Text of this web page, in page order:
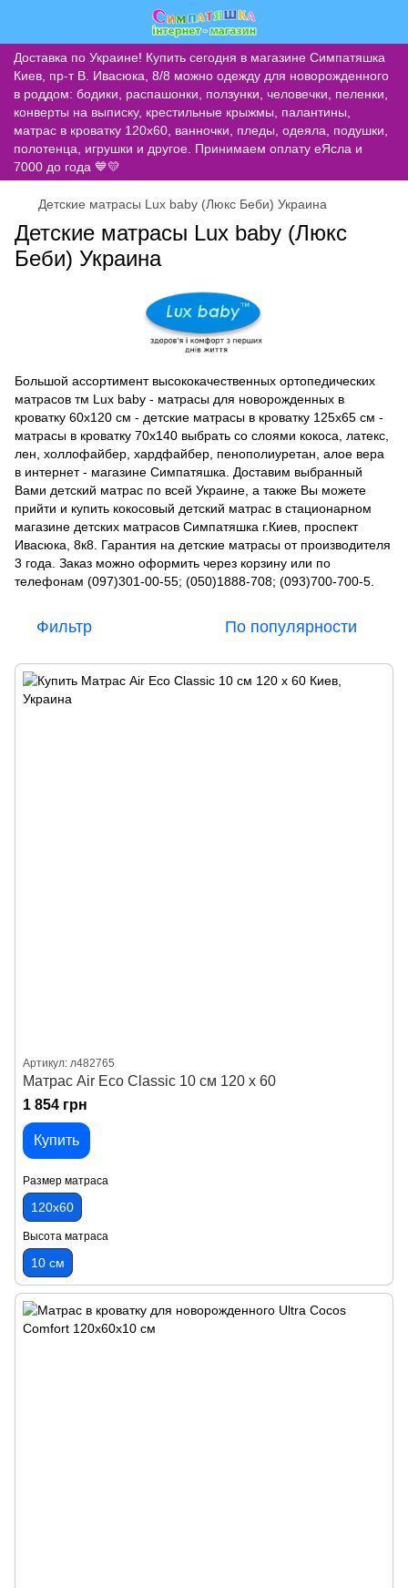
Доставка по Украине! Купить сегодня в магазине Симпатяшка
Киев, пр-т В. Ивасюка, 8/8 можно одежду для новорожденного
в роддом: бодики, распашонки, ползунки, человечки, пеленки,
конверты на выписку, крестильные крыжмы, палантины,
матрас в кроватку 120х60, ванночки, пледы, одеяла, подушки,
полотенца, игрушки и другое. Принимаем оплату еЯсла и
7000 до года 💙💛
Детские матрасы Lux baby (Люкс Беби) Украина
Детские матрасы Lux baby (Люкс
Беби) Украина
Большой ассортимент высококачественных ортопедических
матрасов тм Lux baby - матрасы для новорожденных в
кроватку 60х120 см - детские матрасы в кроватку 125х65 см -
матрасы в кроватку 70х140 выбрать со слоями кокоса, латекс,
лен, холлофайбер, хардфайбер, пенополиуретан, алое вера
в интернет - магазине Симпатяшка. Доставим выбранный
Вами детский матрас по всей Украине, а также Вы можете
прийти и купить кокосовый детский матрас в стационарном
магазине детских матрасов Симпатяшка г.Киев, проспект
Ивасюка, 8к8. Гарантия на детские матрасы от производителя
3 года. Заказ можно оформить через корзину или по
телефонам (097)301-00-55; (050)1888-708; (093)700-700-5.
Фильтр По популярности
Артикул: л482765
Матрас Air Eco Classic 10 см 120 х 60
1 854 грн
Купить
Размер матраса
120х60
Высота матраса
10 см